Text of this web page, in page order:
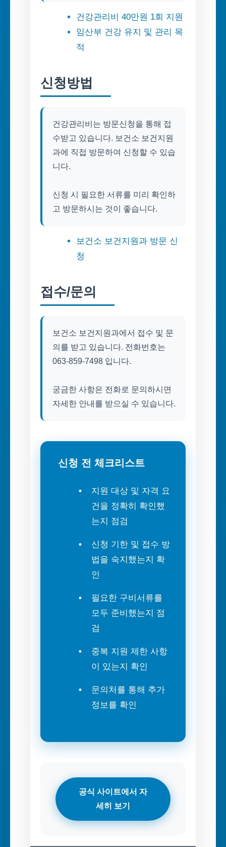
건강관리비 40만원 1회 지원
임산부 건강 유지 및 관리 목
적
신청방법
건강관리비는 방문신청을 통해 접
수받고 있습니다. 보건소 보건지원
과에 직접 방문하여 신청할 수 있습
니다.
신청 시 필요한 서류를 미리 확인하
고 방문하시는 것이 좋습니다.
보건소 보건지원과 방문 신
청
접수/문의
보건소 보건지원과에서 접수 및 문
의를 받고 있습니다. 전화번호는
063-859-7498 입니다.
궁금한 사항은 전화로 문의하시면
자세한 안내를 받으실 수 있습니다.
신청 전 체크리스트
지원 대상 및 자격 요
건을 정확히 확인했
는지 점검
신청 기한 및 접수 방
법을 숙지했는지 확
인
필요한 구비서류를
모두 준비했는지 점
검
중복 지원 제한 사항
이 있는지 확인
문의처를 통해 추가
정보를 확인
공식 사이트에서 자
세히 보기